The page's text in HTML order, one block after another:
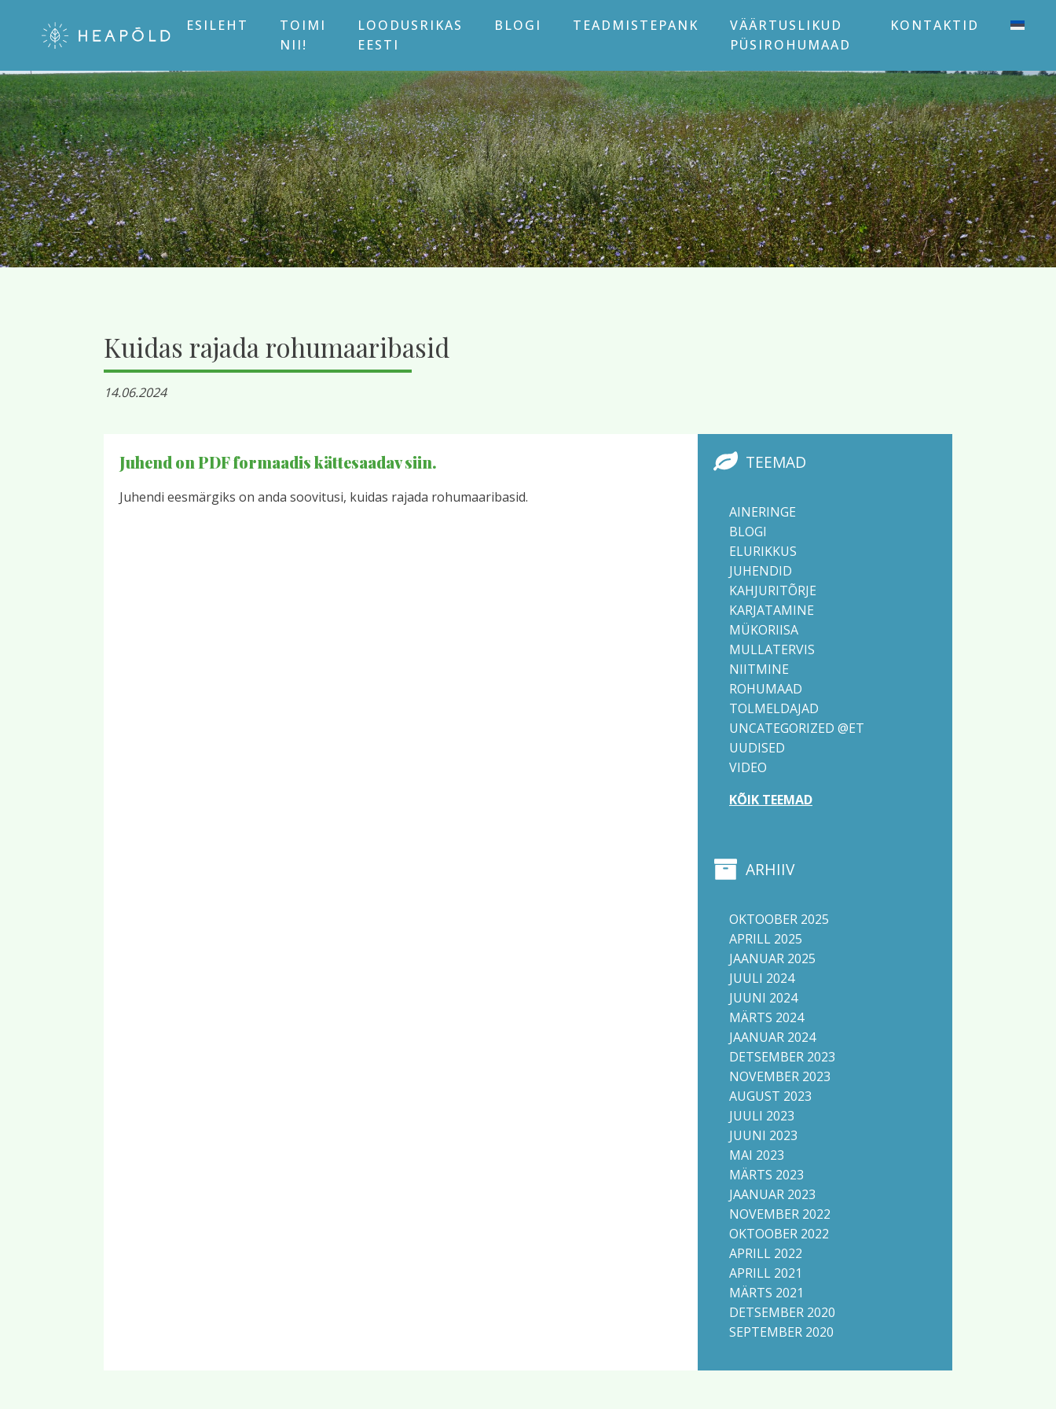
ESILEHT
TOIMI
NII!
LOODUSRIKAS
EESTI
BLOGI TEADMISTEPANK
VÄÄRTUSLIKUD
PÜSIROHUMAAD
KONTAKTID
Kuidas rajada rohumaaribasid
14.06.2024
Juhend on PDF formaadis kättesaadav siin.
Juhendi eesmärgiks on anda soovitusi, kuidas rajada rohumaaribasid.
TEEMAD
AINERINGE
BLOGI
ELURIKKUS
JUHENDID
KAHJURITÕRJE
KARJATAMINE
MÜKORIISA
MULLATERVIS
NIITMINE
ROHUMAAD
TOLMELDAJAD
UNCATEGORIZED @ET
UUDISED
VIDEO
KÕIK TEEMAD
ARHIIV
OKTOOBER 2025
APRILL 2025
JAANUAR 2025
JUULI 2024
JUUNI 2024
MÄRTS 2024
JAANUAR 2024
DETSEMBER 2023
NOVEMBER 2023
AUGUST 2023
JUULI 2023
JUUNI 2023
MAI 2023
MÄRTS 2023
JAANUAR 2023
NOVEMBER 2022
OKTOOBER 2022
APRILL 2022
APRILL 2021
MÄRTS 2021
DETSEMBER 2020
SEPTEMBER 2020